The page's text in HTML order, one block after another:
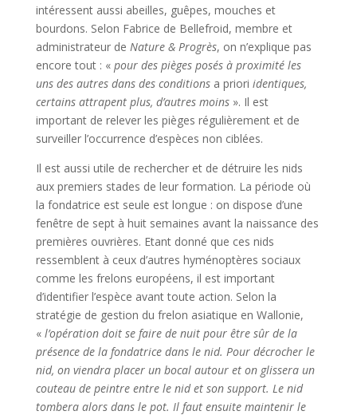
intéressent aussi abeilles, guêpes, mouches et
bourdons. Selon Fabrice de Bellefroid, membre et
administrateur de Nature & Progrès, on n’explique pas
encore tout : « pour des pièges posés à proximité les
uns des autres dans des conditions a priori identiques,
certains attrapent plus, d’autres moins ». Il est
important de relever les pièges régulièrement et de
surveiller l’occurrence d’espèces non ciblées.
Il est aussi utile de rechercher et de détruire les nids
aux premiers stades de leur formation. La période où
la fondatrice est seule est longue : on dispose d’une
fenêtre de sept à huit semaines avant la naissance des
premières ouvrières. Etant donné que ces nids
ressemblent à ceux d’autres hyménoptères sociaux
comme les frelons européens, il est important
d’identifier l’espèce avant toute action. Selon la
stratégie de gestion du frelon asiatique en Wallonie,
« l’opération doit se faire de nuit pour être sûr de la
présence de la fondatrice dans le nid. Pour décrocher le
nid, on viendra placer un bocal autour et on glissera un
couteau de peintre entre le nid et son support. Le nid
tombera alors dans le pot. Il faut ensuite maintenir le